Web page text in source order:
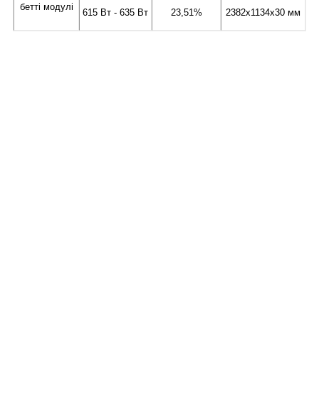
бетті модулі
615 Вт - 635 Вт 23,51% 2382x1134x30 мм